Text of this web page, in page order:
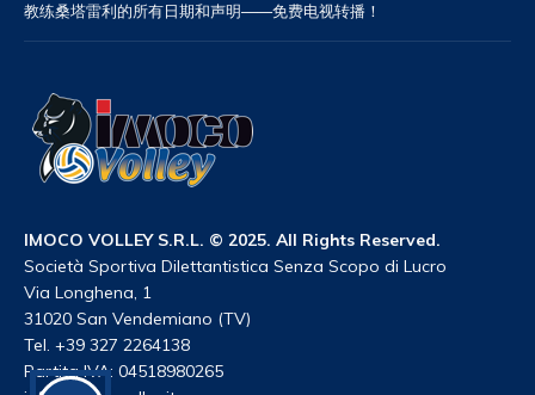
教练桑塔雷利的所有日期和声明——免费电视转播！
IMOCO VOLLEY S.R.L. © 2025. All Rights Reserved.
Società Sportiva Dilettantistica Senza Scopo di Lucro
Via Longhena, 1
31020 San Vendemiano (TV)
Tel. +39 327 2264138
Partita IVA: 04518980265